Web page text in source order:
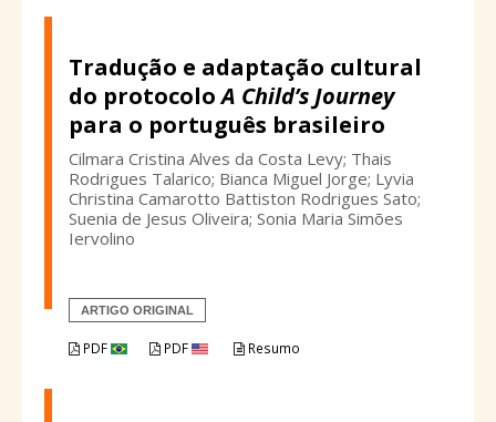
Tradução e adaptação cultural
do protocoloA Child’s Journey
para o português brasileiro
Cilmara Cristina Alves da Costa Levy; Thais
Rodrigues Talarico; Bianca Miguel Jorge; Lyvia
Christina Camarotto Battiston Rodrigues Sato;
Suenia de Jesus Oliveira; Sonia Maria Simões
Iervolino
ARTIGO ORIGINAL
PDF PDF Resumo